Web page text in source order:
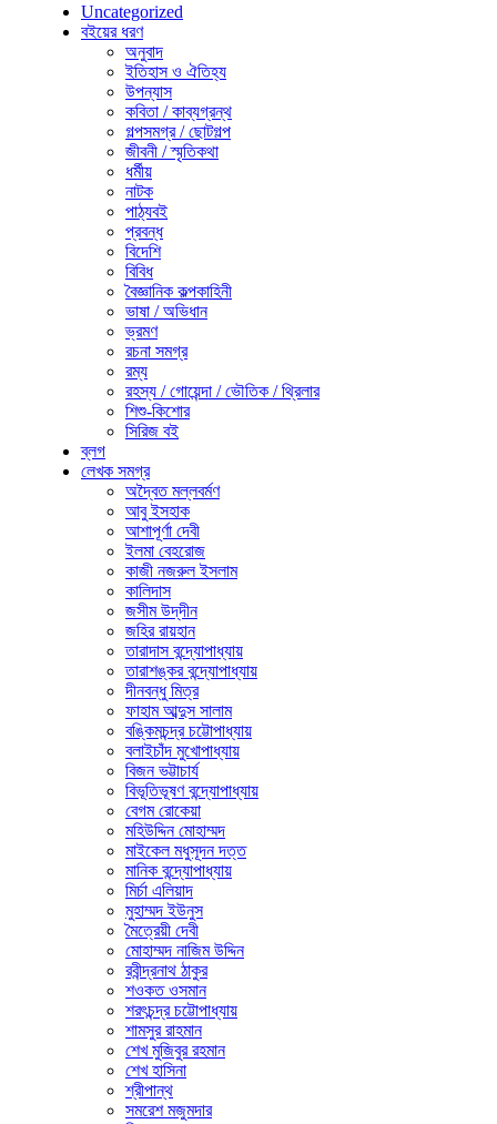
Uncategorized
বইয়ের ধরণ
অনুবাদ
ইতিহাস ও ঐতিহ্য
উপন্যাস
কবিতা / কাব্যগ্রন্থ
গল্পসমগ্র / ছোটগল্প
জীবনী / স্মৃতিকথা
ধর্মীয়
নাটক
পাঠ্যবই
প্রবন্ধ
বিদেশি
বিবিধ
বৈজ্ঞানিক কল্পকাহিনী
ভাষা / অভিধান
ভ্রমণ
রচনা সমগ্র
রম্য
রহস্য / গোয়েন্দা / ভৌতিক / থ্রিলার
শিশু-কিশোর
সিরিজ বই
ব্লগ
লেখক সমগ্র
অদ্বৈত মল্লবর্মণ
আবু ইসহাক
আশাপূর্ণা দেবী
ইলমা বেহরোজ
কাজী নজরুল ইসলাম
কালিদাস
জসীম উদ্‌দীন
জহির রায়হান
তারাদাস বন্দ্যোপাধ্যায়
তারাশঙ্কর বন্দ্যোপাধ্যায়
দীনবন্ধু মিত্র
ফাহাম আব্দুস সালাম
বঙ্কিমচন্দ্র চট্টোপাধ্যায়
বলাইচাঁদ মুখোপাধ্যায়
বিজন ভট্টাচার্য
বিভূতিভূষণ বন্দ্যোপাধ্যায়
বেগম রোকেয়া
মহিউদ্দিন মোহাম্মদ
মাইকেল মধুসূদন দত্ত
মানিক বন্দ্যোপাধ্যায়
মির্চা এলিয়াদ
মুহাম্মদ ইউনুস
মৈত্রেয়ী দেবী
মোহাম্মদ নাজিম উদ্দিন
রবীন্দ্রনাথ ঠাকুর
শওকত ওসমান
শরৎচন্দ্র চট্টোপাধ্যায়
শামসুর রাহমান
শেখ মুজিবুর রহমান
শেখ হাসিনা
শ্রীপান্থ
সমরেশ মজুমদার